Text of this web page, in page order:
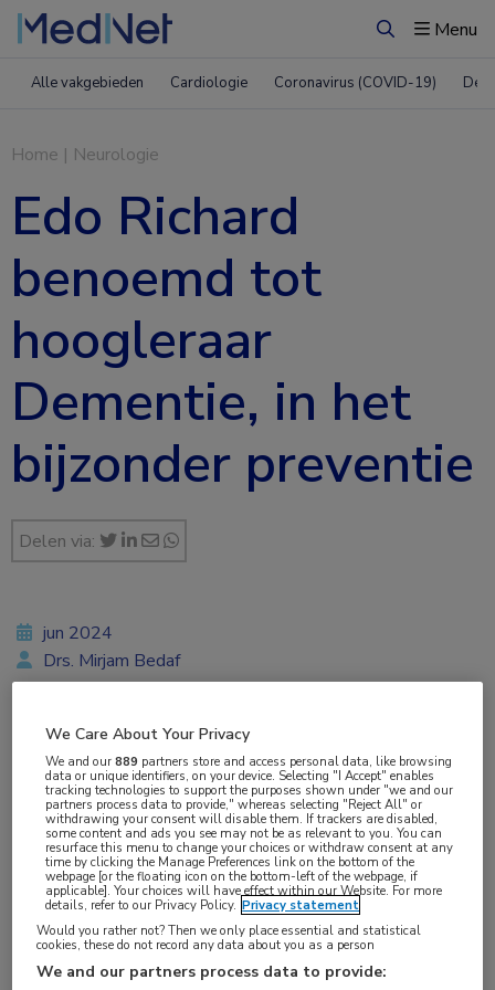
ZoekenMenu
Alle vakgebieden Cardiologie Coronavirus (COVID-19)
Home | Neurologie
Edo Richard
benoemd tot
hoogleraar
Dementie, in het
bijzonder preventie
Delen via:
jun 2024
Drs. Mirjam Bedaf
Vakgebieden:
Neurologie
Aandachtsgebieden:
Dementie
Tags:
leefstijl
We Care About Your Privacy
We and our889 partners store and access personal data, like browsing
data or unique identifiers, on your device. Selecting "I Accept" enables
tracking technologies to support the purposes shown under "we and our
partners process data to provide," whereas selecting "Reject All" or
withdrawing your consent will disable them. If trackers are disabled,
some content and ads you see may not be as relevant to you. You can
resurface this menu to change your choices or withdraw consent at any
time by clicking the Manage Preferences link on the bottom of the
webpage [or the floating icon on the bottom-left of the webpage, if
applicable]. Your choices will have effect within our Website. For more
details, refer to our Privacy Policy. Privacy statement
Would you rather not? Then we only place essential and statistical
cookies, these do not record any data about you as a person
We and our partners process data to provide: